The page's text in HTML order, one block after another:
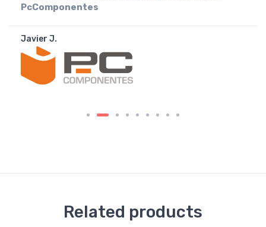
Portugal
João A.
Related products